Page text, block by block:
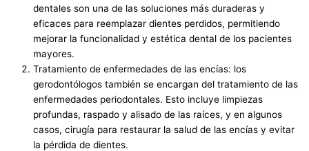
dentales son una de las soluciones más duraderas y
eficaces para reemplazar dientes perdidos, permitiendo
mejorar la funcionalidad y estética dental de los pacientes
mayores.
Tratamiento de enfermedades de las encías: los
gerodontólogos también se encargan del tratamiento de las
enfermedades periodontales. Esto incluye limpiezas
profundas, raspado y alisado de las raíces, y en algunos
casos, cirugía para restaurar la salud de las encías y evitar
la pérdida de dientes.